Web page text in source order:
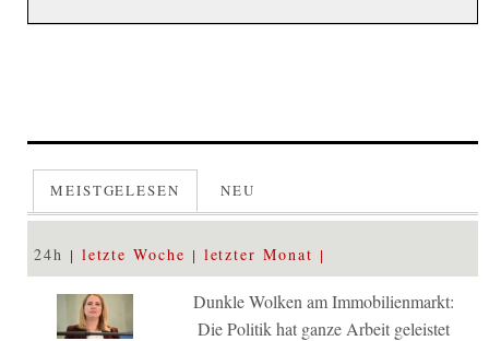
MEISTGELESEN NEU
24h letzte Woche letzter Monat
Dunkle Wolken am Immobilienmarkt:
Die Politik hat ganze Arbeit geleistet